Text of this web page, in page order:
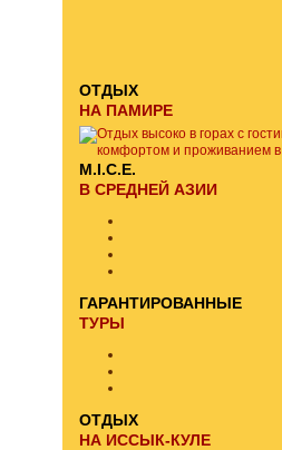
ОТДЫХ
НА ПАМИРЕ
M.I.C.E.
В СРЕДНЕЙ АЗИИ
ГАРАНТИРОВАННЫЕ
ТУРЫ
ОТДЫХ
НА ИССЫК-КУЛЕ